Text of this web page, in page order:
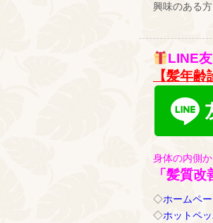
興味のある
LINE
【髪年
身体の内側
「髪質
◇ホームペ
◇ホットペ